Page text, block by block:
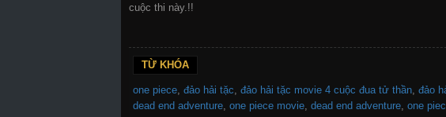
cuộc thi này.!!
TỪ KHÓA
one piece đảo hải tặc đảo hải tặc movie 4 cuộc đua tử thần đảo
dead end adventure one piece movie dead end adventure one